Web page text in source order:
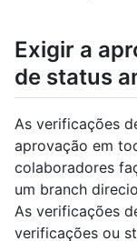
Exigir a
de status
As verificações
aprovação em
colaboradores
um branch
As verificações
verificações ou